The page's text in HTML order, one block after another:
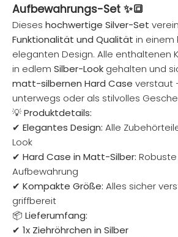
Aufbewahrungs-Set ✨🔳
Dieses hochwertige Silver-Set
Funktionalität und Qualität in einem
eleganten Design. Alle enthaltenen
in edlem Silber-Look gehalten und
matt-silbernen Hard Case verstaut
unterwegs oder als stilvolles
💡Produktdetails:
✔ Elegantes Design: Alle
Look
✔ Hard Case in Matt-Silber:
Aufbewahrung
✔ Kompakte Größe: Alles sicher
griffbereit
📦 Lieferumfang:
✔ 1x Ziehröhrchen in Silber